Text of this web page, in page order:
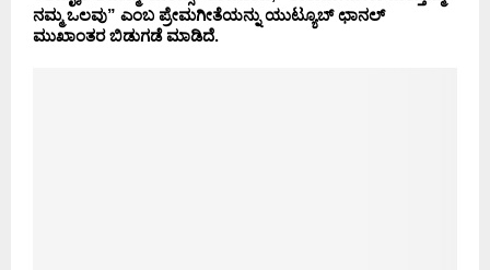
ನಮ್ಮ ಒಲವು” ಎಂಬ ಪ್ರೇಮಗೀತೆಯನ್ನು ಯುಟ್ಯೂಬ್ ಛಾನಲ್
ಮುಖಾಂತರ ಬಿಡುಗಡೆ ಮಾಡಿದೆ.